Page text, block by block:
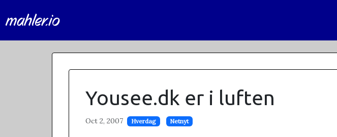
mahler.io
Yousee.dk er i luften
Oct 2, 2007 Hverdag Netnyt